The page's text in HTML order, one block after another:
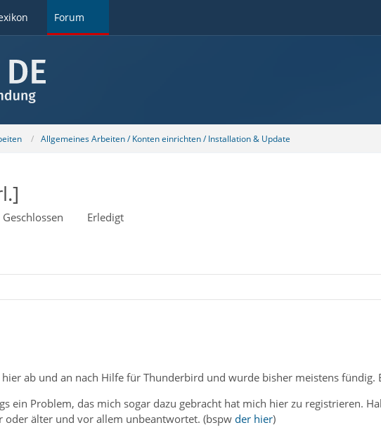
Forum
Allgemeines Arbeiten / Konten einrichten / Installation & Update
Geschlossen Erledigt
ab und an nach Hilfe für Thunderbird und wurde bisher meistens fündig.
ein Problem, das mich sogar dazu gebracht hat mich hier zu registrieren.
oder älter und vor allem unbeantwortet. (bspw der hier)